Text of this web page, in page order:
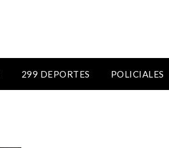
299 DEPORTES POLICIALES